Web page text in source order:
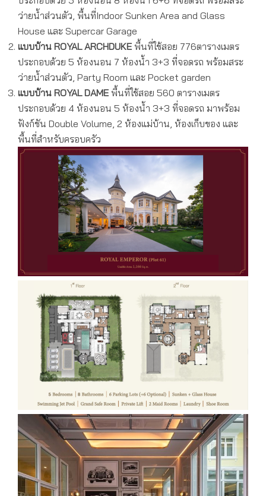
ว่ายน้ำส่วนตัว, พื้นที่Indoor Sunken Area and Glass
House และ Supercar Garage
แบบบ้าน ROYAL ARCHDUKE พื้นที่ใช้สอย 776ตารางเมตร
ประกอบด้วย 5 ห้องนอน 7 ห้องน้ำ 3+3 ที่จอดรถ พร้อมสระ
ว่ายน้ำส่วนตัว, Party Room และ Pocket garden
แบบบ้าน ROYAL DAME พื้นที่ใช้สอย 560 ตารางเมตร
ประกอบด้วย 4 ห้องนอน 5 ห้องน้ำ 3+3 ที่จอดรถ มาพร้อม
ฟังก์ชัน Double Volume, 2 ห้องแม่บ้าน, ห้องเก็บของ และ
พื้นที่สำหรับครอบครัว